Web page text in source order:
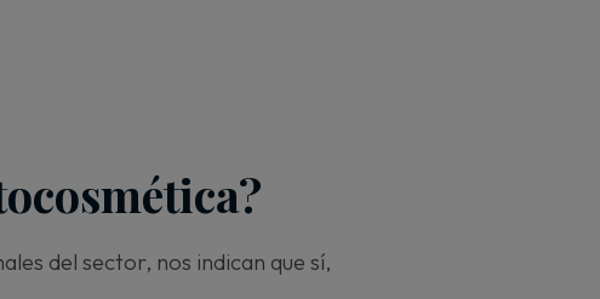
del sector, nos indican que sí,